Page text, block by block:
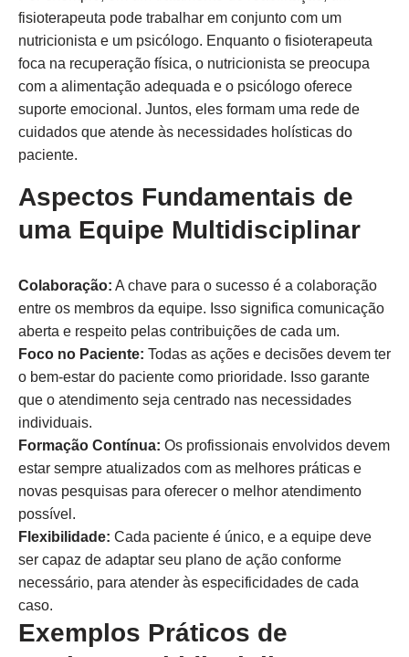
fisioterapeuta pode trabalhar em conjunto com um
nutricionista e um psicólogo. Enquanto o fisioterapeuta
foca na recuperação física, o nutricionista se preocupa
com a alimentação adequada e o psicólogo oferece
suporte emocional. Juntos, eles formam uma rede de
cuidados que atende às necessidades holísticas do
paciente.
Aspectos Fundamentais de
uma Equipe Multidisciplinar
Colaboração: A chave para o sucesso é a colaboração
entre os membros da equipe. Isso significa comunicação
aberta e respeito pelas contribuições de cada um.
Foco no Paciente: Todas as ações e decisões devem ter
o bem-estar do paciente como prioridade. Isso garante
que o atendimento seja centrado nas necessidades
individuais.
Formação Contínua: Os profissionais envolvidos devem
estar sempre atualizados com as melhores práticas e
novas pesquisas para oferecer o melhor atendimento
possível.
Flexibilidade: Cada paciente é único, e a equipe deve
ser capaz de adaptar seu plano de ação conforme
necessário, para atender às especificidades de cada
caso.
Exemplos Práticos de